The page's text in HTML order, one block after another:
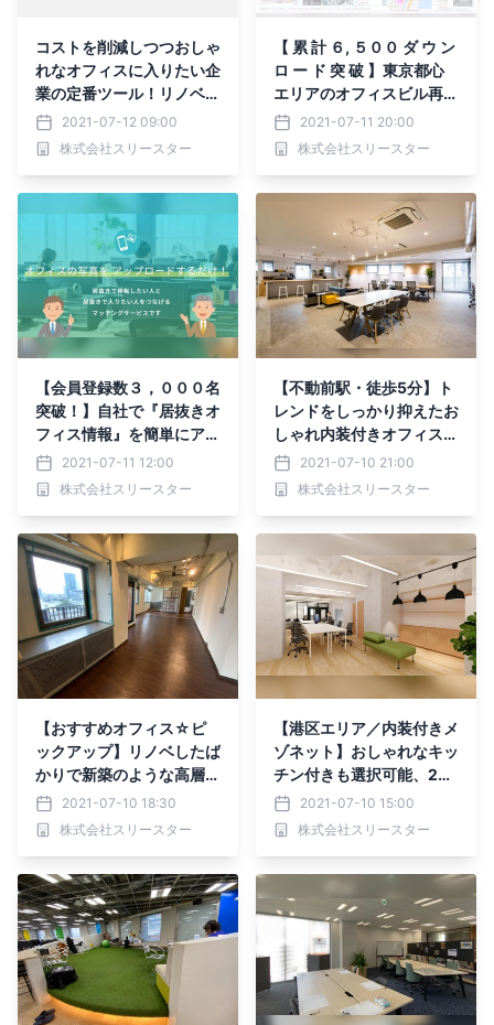
コストを削減しつつおしゃ
れなオフィスに入りたい企
業の定番ツール！リノベー
ションオフィス専用ポータ
ルサイト「Reborn（リボ
ーン）」
2021-07-12 09:00
株式会社スリースター
【 累 計 ６, ５００ ダ ウ ン
ロ ー ド 突 破 】東京都心
エリアのオフィスビル再開
発マップを更新しました
2021-07-11 20:00
株式会社スリースター
【会員登録数３，０００名
突破！】自社で『居抜きオ
フィス情報』を簡単にアッ
プ！入居・退去をもっと簡
単に！居抜きオフィス専用
ポータルサイト「vivit」
2021-07-11 12:00
株式会社スリースター
【不動前駅・徒歩5分】ト
レンドをしっかり抑えたお
しゃれ内装付きオフィスが
登場！敷金・礼金ゼロの超
お得な #居抜きオフィス
はいかがでしょうか？
2021-07-10 21:00
株式会社スリースター
【おすすめオフィス☆ピ
ックアップ】リノベしたば
かりで新築のような高層フ
ロアオフィス、少人数で好
眺望オフィスに入りたい方
必見です！
2021-07-10 18:30
株式会社スリースター
【港区エリア／内装付きメ
ゾネット】おしゃれなキッ
チン付きも選択可能、20
名用オフィスのご紹介（事
務所・店舗相談可）
2021-07-10 15:00
株式会社スリースター